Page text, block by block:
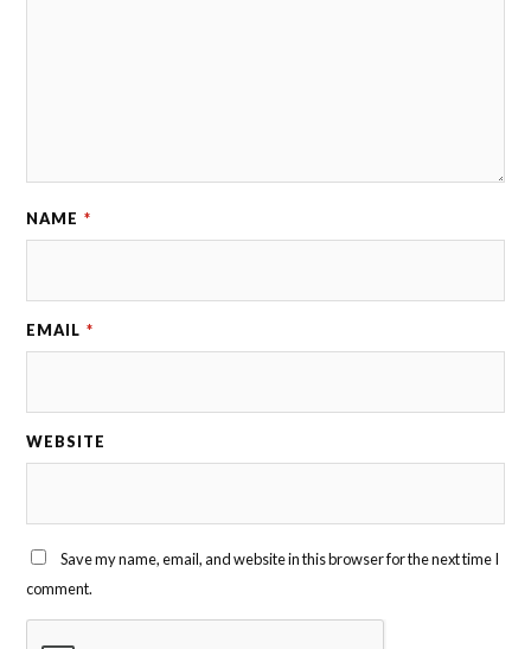
NAME *
EMAIL *
WEBSITE
Save my name, email, and website in this browser for the next time I
comment.